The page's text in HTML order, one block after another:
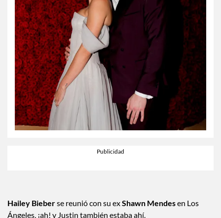
Hailey Bieberse reunió con su exShawn Mendes